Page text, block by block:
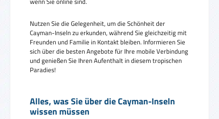
Nutzen Sie die Gelegenheit, um die Schönheit der
Cayman-Inseln zu erkunden, während Sie gleichzeitig mit
Freunden und Familie in Kontakt bleiben. Informieren Sie
sich über die besten Angebote für Ihre mobile Verbindung
und genießen Sie Ihren Aufenthalt in diesem tropischen
Paradies!
Alles, was Sie über die Cayman-Inseln
wissen müssen